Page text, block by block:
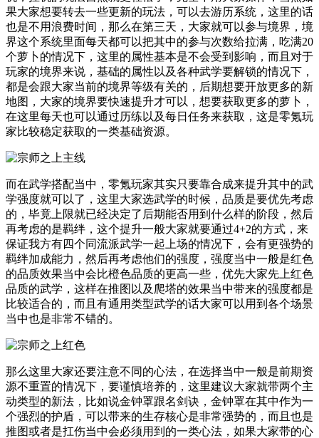
果大家想要转去一些更新的玩法，可以去游历系统，这里的话
也是不用浪费时间，那么在第三天，大家就可以参与境界，境
界这个系统里面每天都可以把其中的参与次数给拉满，吃满20
个萝卜的情况下，这里的属性基本是不会受到影响，而且对于
玩家的境界来说，基础的属性以及各种武学要解锁的情况下，
都是会跟大家当前的境界等级有关的，后期想要开放更多的新
地图，大家的境界要快速提升才可以，想要获取更多的萝卜，
在这里每天也可以通过历练以及每日任务来获取，这是零氪玩
家比较稳定获取的一类基础资源。
而在武学搭配当中，零氪玩家其实只要靠合成来提升其中的武
学强度就可以了，这里大家选武学的时候，品质是要优先考虑
的，毕竟上限就已经决定了后期能否用到什么样的阶段，然后
再考虑的是羁绊，这个提升一般大家就要通过4+2的方式，来
保证我方有四个同流派武学一起上场的情况下，会有更强势的
羁绊加成能力，然后再考虑他们的强度，强度当中一般是红色
的品质效果当中会比橙色品质的更高一些，优先大家先上红色
品质的武学，这样在推图以及爬塔的效果当中带来的强度都是
比较适合的，而且有通用类型武学的话大家可以用到各个场景
当中也是非常不错的。
那么这里大家还要注意不同的心法，在选择当中一般是前期资
源不重置的情况下，要谨慎培养的，这里建议大家就带两个主
动类型的新法，比如说金钟罩跟名剑诀，金钟罩在其中作为一
个强烈的护盾，可以带来的生存核心是非常强势的，而且也是
推图或者是扛伤当中会必须用到的一类心法，如果大家带的心